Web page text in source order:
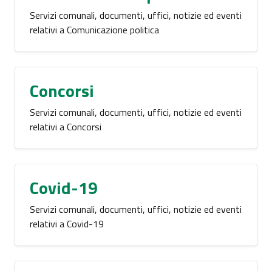
Servizi comunali, documenti, uffici, notizie ed eventi
relativi a Comunicazione politica
Concorsi
Servizi comunali, documenti, uffici, notizie ed eventi
relativi a Concorsi
Covid-19
Servizi comunali, documenti, uffici, notizie ed eventi
relativi a Covid-19